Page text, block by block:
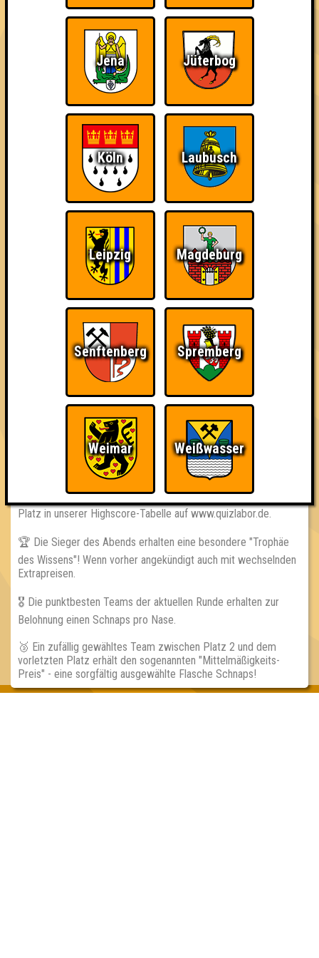
Freunde und zeigt den anderen Teams, wo der Frosch die
Locken hat. Gewinnt ihr, gibt es Schnaps, seid ihr mittelmäßig,
gibt es Schnaps, seid ihr glücklich, gibt es Schnaps. Kurzum: es
gibt Schnaps. Geschenkt.
Wir freuen uns auf euch!
Euer Quizlabor
und Eure Eisengießerei! ♥
== FAKTENCHECK ==
🌐 www.quizlabor.de
🏨 Eisengiesserei Westwerk
🚋 Karl-Heine-Straße 93b | 04229 Leipzig
📅 jeden 2. Donnerstag im Monat
🕢 Einlass: ab 19 Uhr
🕗 Beginn: 19:30 Uhr
⁉ 3 Runden // viele Fragen // viele Punkte
🖐️ Eine Voranmeldung über unsereReservierungsseite
== REGELN ==
👨‍🏫 Die Quizmaster haben immer recht! Immer.
📵 Handys, Smartphones, oder anderer Schnickschnack sind
👨‍👩‍👧‍👦 Euer Team darf maximal aus 8 Personen bestehen!
== GEWINNE ==
📈 Jedes teilnehmende Team erhält einen ewig währenden
Platz in unserer Highscore-Tabelle auf www.quizlabor.de.
🏆 Die Sieger des Abends erhalten eine besondere "Trophäe
des Wissens"! Wenn vorher angekündigt auch mit wechselnden
Extrapreisen.
🎖 Die punktbesten Teams der aktuellen Runde erhalten zur
Belohnung einen Schnaps pro Nase.
🥉 Ein zufällig gewähltes Team zwischen Platz 2 und dem
vorletzten Platz erhält den sogenannten "Mittelmäßigkeits-
Preis" - eine sorgfältig ausgewählte Flasche Schnaps!
Jena Jüterbog
Köln Laubusch
Leipzig Magdeburg
Senftenberg Spremberg
Weimar Weißwasser